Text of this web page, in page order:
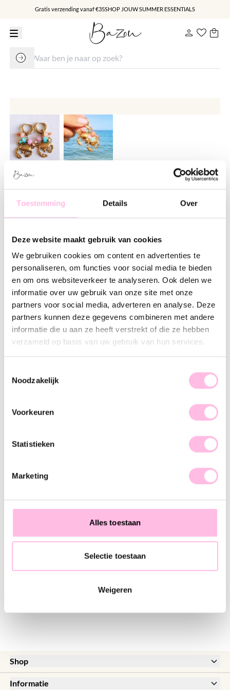
Toestemming Details Over
Deze website maakt gebruik van cookies
We gebruiken cookies om content en advertenties te
personaliseren, om functies voor social media te bieden
en om ons websiteverkeer te analyseren. Ook delen we
informatie over uw gebruik van onze site met onze
partners voor social media, adverteren en analyse. Deze
partners kunnen deze gegevens combineren met andere
informatie die u aan ze heeft verstrekt of die ze hebben
verzameld op basis van uw gebruik van hun services.
Noodzakelijk
Voorkeuren
Statistieken
Marketing
Alles toestaan
Selectie toestaan
Weigeren
Gratis verzending vanaf €35SHOP JOUW SUMMER ESSENTIALS
RVS creolen met krab en
gekleurde steentjes
€ 21.95€ 17.95
Varianten:
Koraal
Gratis
verzending vanaf €35,-
Verzending v.a. €1,95
100% waterproof
Omschrijving Kenmerk SKU
Hot item! Steentjes en facetjes zijn niet meer weg te denken
en geven iedere outfit een classy uitstraling. Gooi je haren
combineer ze met subtiele sieraden, zodat deze eye-catchers
Kralen ketting met krab - lichtblauw
€ 26,95 € 17,95
Fijn kettinkje met krabbetjes - rood/goud
Satijnarmbandje met krab en pareltje - koraal
Shop
New
Informatie